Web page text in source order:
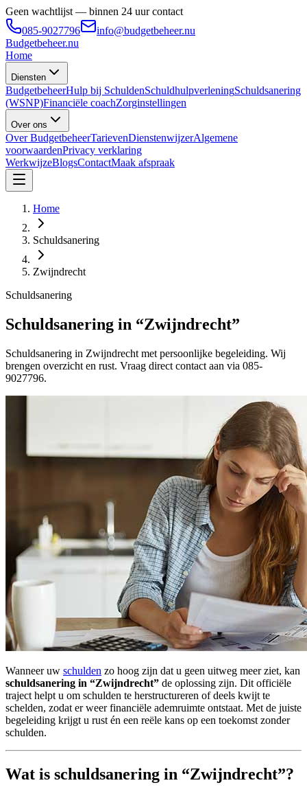
Geen wachtlijst — binnen 24 uur contact
085-9027796
info@budgetbeheer.nu
Budgetbeheer.nu
Home
Diensten
BudgetbeheerHulp bij SchuldenSchuldhulpverleningSchuldsanering
(WSNP)Financiële coachZorginstellingen
Over ons
Over BudgetbeheerTarievenDienstenwijzerAlgemene
voorwaardenPrivacy verklaring
WerkwijzeBlogsContactMaak afspraak
Home
Schuldsanering
Zwijndrecht
Schuldsanering
Schuldsanering in “Zwijndrecht”
Schuldsanering in Zwijndrecht met persoonlijke begeleiding. Wij
brengen overzicht en rust. Vraag direct contact aan via 085-
9027796.
Wanneer uw schulden zo hoog zijn dat u geen uitweg meer ziet, kan
schuldsanering in “Zwijndrecht” de oplossing zijn. Dit officiële
traject helpt u om schulden te herstructureren of deels kwijt te
schelden, zodat er weer financiële ademruimte ontstaat. Met de juiste
begeleiding krijgt u rust én een reële kans op een toekomst zonder
schulden.
Wat is schuldsanering in “Zwijndrecht”?